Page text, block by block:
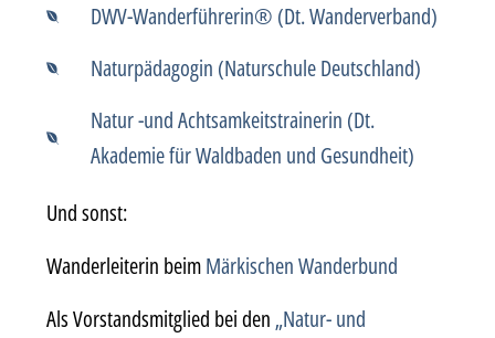
DWV-Wanderführerin® (Dt. Wanderverband)
Naturpädagogin (Naturschule Deutschland)
Natur -und Achtsamkeitstrainerin (Dt.
Akademie für Waldbaden und Gesundheit)
Und sonst:
Wanderleiterin beimMärkischen Wanderbund
Als Vorstandsmitglied bei den „Natur- und